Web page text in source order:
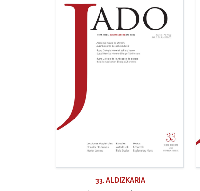
33. ALDIZKARIA